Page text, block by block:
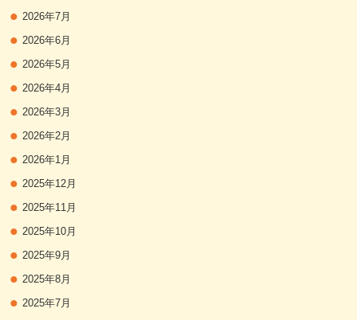
2026年7月
2026年6月
2026年5月
2026年4月
2026年3月
2026年2月
2026年1月
2025年12月
2025年11月
2025年10月
2025年9月
2025年8月
2025年7月